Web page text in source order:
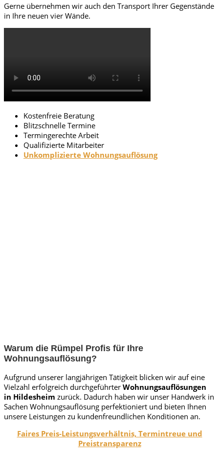
Gerne übernehmen wir auch den Transport Ihrer Gegenstände
in Ihre neuen vier Wände.
Kostenfreie Beratung
Blitzschnelle Termine
Termingerechte Arbeit
Qualifizierte Mitarbeiter
Unkomplizierte Wohnungsauflösung
Warum die Rümpel Profis für Ihre
Wohnungsauflösung?
Aufgrund unserer langjährigen Tätigkeit blicken wir auf eine
Vielzahl erfolgreich durchgeführter Wohnungsauflösungen
in Hildesheim zurück. Dadurch haben wir unser Handwerk in
Sachen Wohnungsauflösung perfektioniert und bieten Ihnen
unsere Leistungen zu kundenfreundlichen Konditionen an.
Faires Preis-Leistungsverhältnis, Termintreue und
Preistransparenz